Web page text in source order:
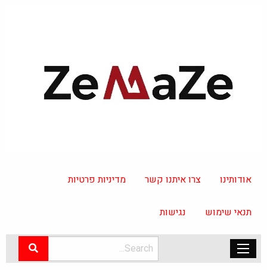
אודותינו צרו איתנו קשר מדיניות פרטיות
תנאי שימוש נגישות